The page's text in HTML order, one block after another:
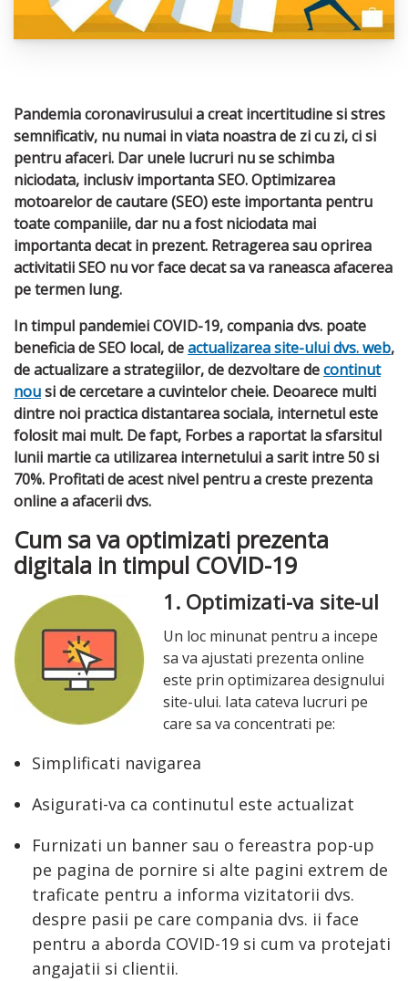
Pandemia coronavirusului a creat incertitudine si stres
semnificativ, nu numai in viata noastra de zi cu zi, ci si
pentru afaceri. Dar unele lucruri nu se schimba
niciodata, inclusiv importanta SEO. Optimizarea
motoarelor de cautare (SEO) este importanta pentru
toate companiile, dar nu a fost niciodata mai
importanta decat in ​​prezent. Retragerea sau oprirea
activitatii SEO nu vor face decat sa va raneasca afacerea
pe termen lung.
In timpul pandemiei COVID-19, compania dvs. poate
beneficia de SEO local, deactualizarea site-ului dvs. web,
de actualizare a strategiilor, de dezvoltare decontinut
nousi de cercetare a cuvintelor cheie. Deoarece multi
dintre noi practica distantarea sociala, internetul este
folosit mai mult. De fapt, Forbes a raportat la sfarsitul
lunii martie ca utilizarea internetului a sarit intre 50 si
70%. Profitati de acest nivel pentru a creste prezenta
online a afacerii dvs.
Cum sa va optimizati prezenta
digitala in timpul COVID-19
1. Optimizati-va site-ul
Un loc minunat pentru a incepe
sa va ajustati prezenta online
este prin optimizarea designului
site-ului. Iata cateva lucruri pe
care sa va concentrati pe:
Simplificati navigarea
Asigurati-va ca continutul este actualizat
Furnizati un banner sau o fereastra pop-up
pe pagina de pornire si alte pagini extrem de
traficate pentru a informa vizitatorii dvs.
despre pasii pe care compania dvs. ii face
pentru a aborda COVID-19 si cum va protejati
angajatii si clientii.